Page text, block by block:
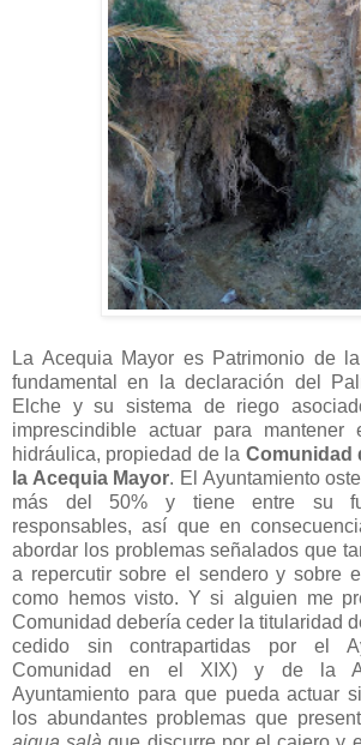
La Acequia Mayor es Patrimonio de
fundamental en la declaración del
Elche y su sistema de riego
imprescindible actuar para mantener
hidráulica, propiedad de la Comunidad
la Acequia Mayor. El Ayuntamiento
más del 50% y tiene entre su
responsables, así que en
abordar los problemas señalados que
a repercutir sobre el sendero y sobre
como hemos visto. Y si alguien me
Comunidad debería ceder la titularidad
cedido sin contrapartidas por el
Comunidad en el XIX) y de la
Ayuntamiento para que pueda actuar
los abundantes problemas que